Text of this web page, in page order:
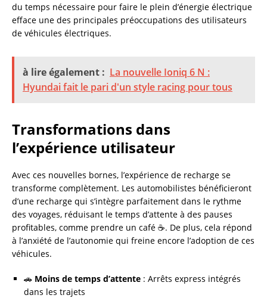
du temps nécessaire pour faire le plein d’énergie électrique
efface une des principales préoccupations des utilisateurs
de véhicules électriques.
à lire également : La nouvelle Ioniq 6 N :
Hyundai fait le pari d'un style racing pour tous
Transformations dans
l’expérience utilisateur
Avec ces nouvelles bornes, l’expérience de recharge se
transforme complètement. Les automobilistes bénéficieront
d’une recharge qui s’intègre parfaitement dans le rythme
des voyages, réduisant le temps d’attente à des pauses
profitables, comme prendre un café ☕. De plus, cela répond
à l’anxiété de l’autonomie qui freine encore l’adoption de ces
véhicules.
🚗 Moins de temps d’attente : Arrêts express intégrés
dans les trajets